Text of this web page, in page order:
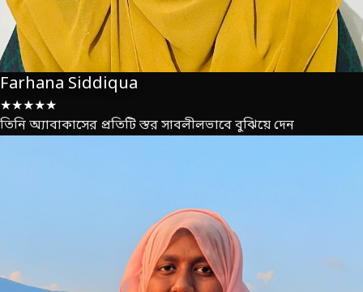
Farhana Siddiqua
★★★★★
তিনি অ্যাবাকাসের প্রতিটি স্তর সাবলীলভাবে বুঝিয়ে দেন